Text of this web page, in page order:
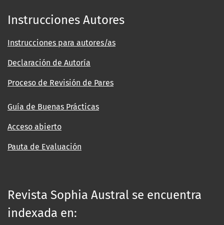
Instrucciones Autores
Instrucciones para autores/as
Declaración de Autoría
Proceso de Revisión de Pares
Guía de Buenas Prácticas
Acceso abierto
Pauta de Evaluación
Revista Sophia Austral se encuentra
indexada en: